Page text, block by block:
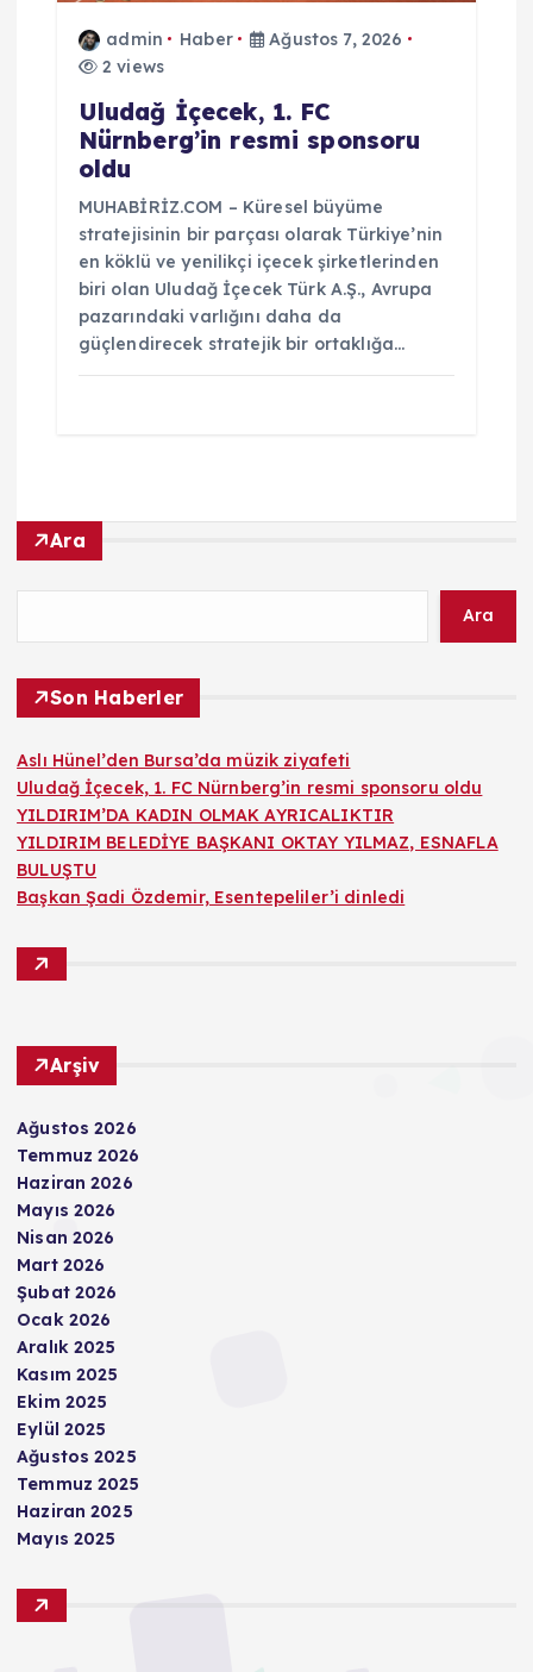
admin Haber
Ağustos 7, 2026
2 views
Uludağ İçecek, 1. FC
Nürnberg’in resmi sponsoru
oldu
MUHABİRİZ.COM – Küresel büyüme
stratejisinin bir parçası olarak Türkiye’nin
en köklü ve yenilikçi içecek şirketlerinden
biri olan Uludağ İçecek Türk A.Ş., Avrupa
pazarındaki varlığını daha da
güçlendirecek stratejik bir ortaklığa…
Ara
Ara
Son Haberler
Aslı Hünel’den Bursa’da müzik ziyafeti
Uludağ İçecek, 1. FC Nürnberg’in resmi sponsoru oldu
YILDIRIM’DA KADIN OLMAK AYRICALIKTIR
YILDIRIM BELEDİYE BAŞKANI OKTAY YILMAZ, ESNAFLA
BULUŞTU
Başkan Şadi Özdemir, Esentepeliler’i dinledi
Arşiv
Ağustos 2026
Temmuz 2026
Haziran 2026
Mayıs 2026
Nisan 2026
Mart 2026
Şubat 2026
Ocak 2026
Aralık 2025
Kasım 2025
Ekim 2025
Eylül 2025
Ağustos 2025
Temmuz 2025
Haziran 2025
Mayıs 2025